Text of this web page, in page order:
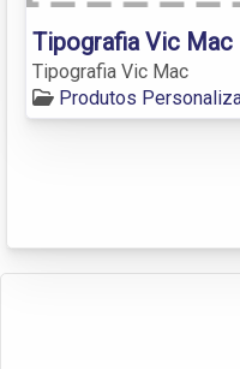
Tipografia Vic Mac
Tipografia Vic Mac
Produtos